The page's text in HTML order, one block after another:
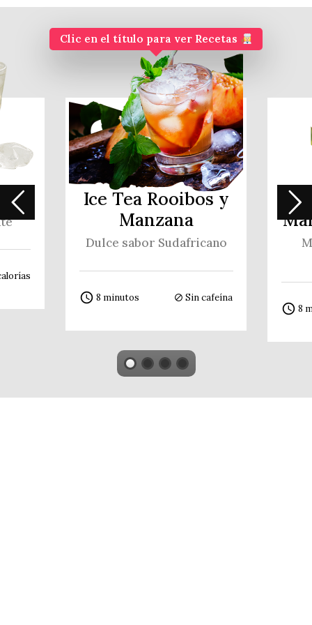
Clic en el título para ver Recetas
Ice Tea Rooibos y
Manzana
Dulce sabor Sudafricano
access_time 8 minutos block Sin cafeína
access_time 8